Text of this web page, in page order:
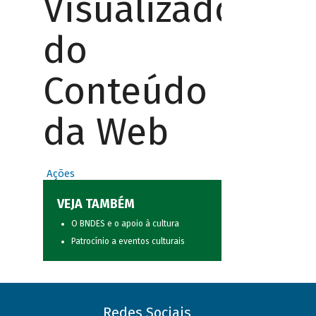
Visualizador
do
Conteúdo
da Web
Ações
VEJA TAMBÉM
O BNDES e o apoio à cultura
Patrocínio a eventos culturais
Redes Sociais